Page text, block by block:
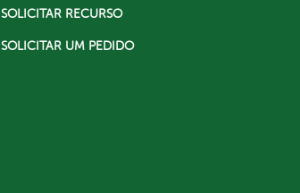
SOLICITAR RECURSO
SOLICITAR UM PEDIDO